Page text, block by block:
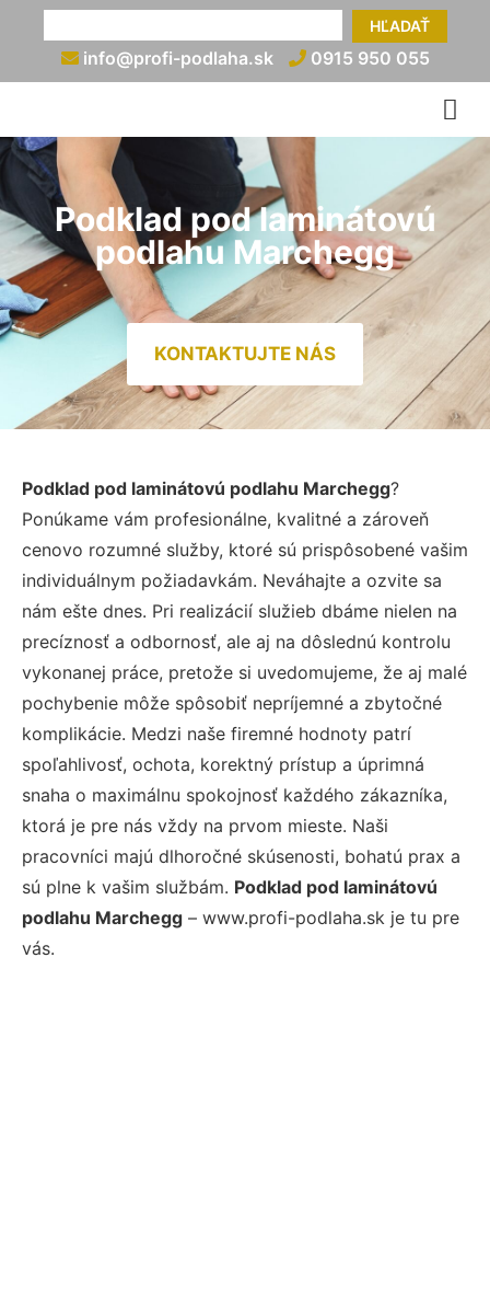
HĽADAŤ
info@profi-podlaha.sk 0915 950 055
Podklad pod laminátovú
podlahu Marchegg
KONTAKTUJTE NÁS
Podklad pod laminátovú podlahu Marchegg?
Ponúkame vám profesionálne, kvalitné a zároveň
cenovo rozumné služby, ktoré sú prispôsobené vašim
individuálnym požiadavkám. Neváhajte a ozvite sa
nám ešte dnes. Pri realizácií služieb dbáme nielen na
precíznosť a odbornosť, ale aj na dôslednú kontrolu
vykonanej práce, pretože si uvedomujeme, že aj malé
pochybenie môže spôsobiť nepríjemné a zbytočné
komplikácie. Medzi naše firemné hodnoty patrí
spoľahlivosť, ochota, korektný prístup a úprimná
snaha o maximálnu spokojnosť každého zákazníka,
ktorá je pre nás vždy na prvom mieste. Naši
pracovníci majú dlhoročné skúsenosti, bohatú prax a
sú plne k vašim službám. Podklad pod laminátovú
podlahu Marchegg – www.profi-podlaha.sk je tu pre
vás.